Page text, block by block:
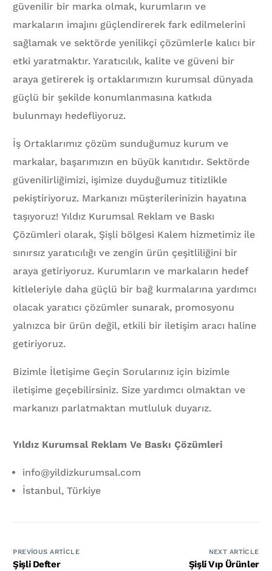
güvenilir bir marka olmak, kurumların ve
markaların imajını güçlendirerek fark edilmelerini
sağlamak ve sektörde yenilikçi çözümlerle kalıcı bir
etki yaratmaktır. Yaratıcılık, kalite ve güveni bir
araya getirerek iş ortaklarımızın kurumsal dünyada
güçlü bir şekilde konumlanmasına katkıda
bulunmayı hedefliyoruz.
İş Ortaklarımız çözüm sunduğumuz kurum ve
markalar, başarımızın en büyük kanıtıdır. Sektörde
güvenilirliğimizi, işimize duyduğumuz titizlikle
pekiştiriyoruz. Markanızı müşterilerinizin hayatına
taşıyoruz! Yıldız Kurumsal Reklam ve Baskı
Çözümleri olarak, Şişli bölgesi Kalem hizmetimiz ile
sınırsız yaratıcılığı ve zengin ürün çeşitliliğini bir
araya getiriyoruz. Kurumların ve markaların hedef
kitleleriyle daha güçlü bir bağ kurmalarına yardımcı
olacak yaratıcı çözümler sunarak, promosyonu
yalnızca bir ürün değil, etkili bir iletişim aracı haline
getiriyoruz.
Bizimle İletişime Geçin Sorularınız için bizimle
iletişime geçebilirsiniz. Size yardımcı olmaktan ve
markanızı parlatmaktan mutluluk duyarız.
Yıldız Kurumsal Reklam Ve Baskı Çözümleri
info@yildizkurumsal.com
İstanbul, Türkiye
PREVIOUS ARTICLE
Şişli Defter
NEXT ARTICLE
Şişli Vıp Ürünler